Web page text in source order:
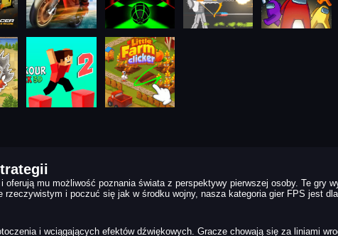
mu możliwość poznania świata z perspektywy pierwszej osoby. Te gry
i poczuć się jak w środku wojny, nasza kategoria gier FPS jest
i wciągających efektów dźwiękowych. Gracze chowają się za liniami